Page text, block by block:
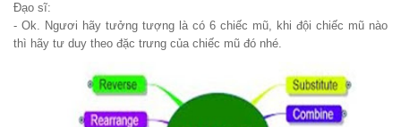
Đạo sĩ:
- Ok. Ngươi hãy tưởng tượng là có 6 chiếc mũ, khi đội chiếc mũ nào
thì hãy tư duy theo đặc trưng của chiếc mũ đó nhé.